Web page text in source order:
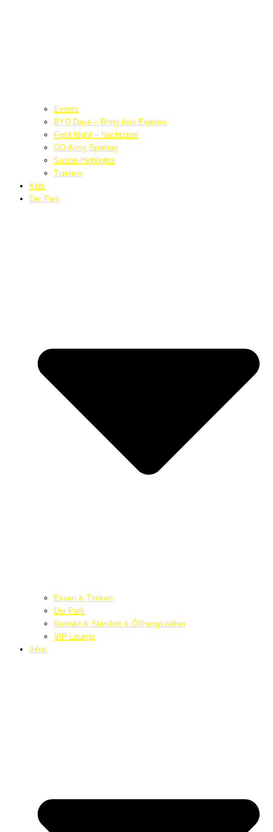
Events
BYO Days – Bring dein Eigenes
Fight Night – Nachtspiel
GO Army Spieltag
Saison-Highlights
Turniere
Kids
Der Park
Essen & Trinken
Der Park
Kontakt & Standort & Öffnungszeiten
VIP Lounge
Infos